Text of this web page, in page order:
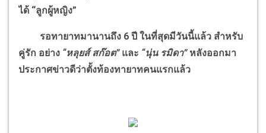
ได้ “ลูกผู้หญิง”
รอทายาทมานานถึง 6 ปี ในที่สุดมีวันนี้แล้ว สำหรับ
คู่รัก อย่าง “หลุยส์ สก๊อต”และ “นุ่น รมิดา”หลังออกมา
ประกาศข่าวดีว่าตั้งท้องทายาทคนแรกแล้ว